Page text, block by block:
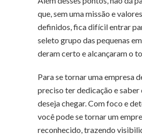
que, sem uma missão e
definidos, fica difícil entrar
seleto grupo das pequenas
deram certo e alcançaram o
Para se tornar uma empresa
preciso ter dedicação e saber
deseja chegar. Com foco e
você pode se tornar um
reconhecido, trazendo